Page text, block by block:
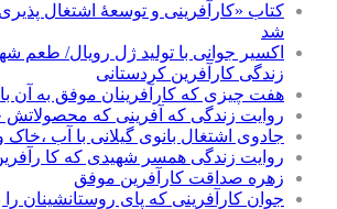
کتاب «کارآفرینی و توسعۀ اشتغال
شد
اکسیر جوانی با تولید ژل رویال/ طعم
زندگی کارآفرین کردستانی
هفت چیزی که کارآفرینان موفق به آن
روایت زندگی که آفرینی که محصولاتش
جادوی اشتغال بانوی گیلانی با آب ،خاک
روایت زندگی همسر شهیدی که کا
زهره صداقت کارآفرین موفق
جوان کارآفرینی که پای روستانشینان